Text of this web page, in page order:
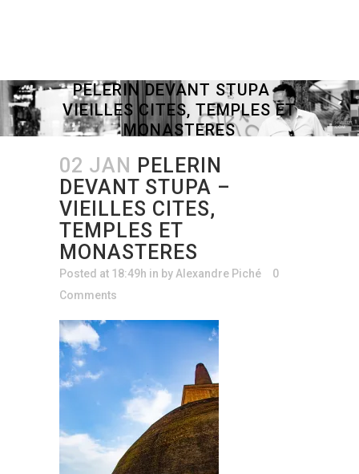
PELERIN DEVANT STUPA –
VIEILLES CITES, TEMPLES ET
MONASTERES
02 JAN
PELERIN
DEVANT STUPA –
VIEILLES CITES,
TEMPLES ET
MONASTERES
Posted at 18:49h in by Alexandre Piché
0
Comments